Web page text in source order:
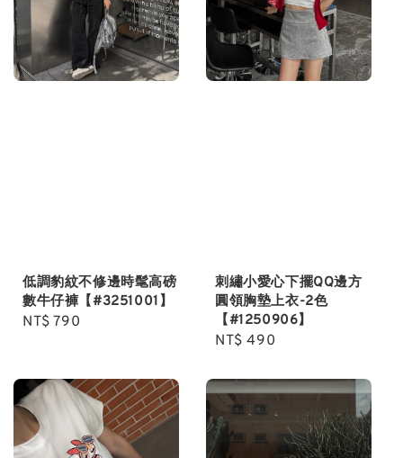
低調豹紋不修邊時髦高磅
數牛仔褲【#3251001】
Regular
NT$ 790
刺繡小愛心下擺QQ邊方
圓領胸墊上衣-2色
【#1250906】
Regular
NT$ 490